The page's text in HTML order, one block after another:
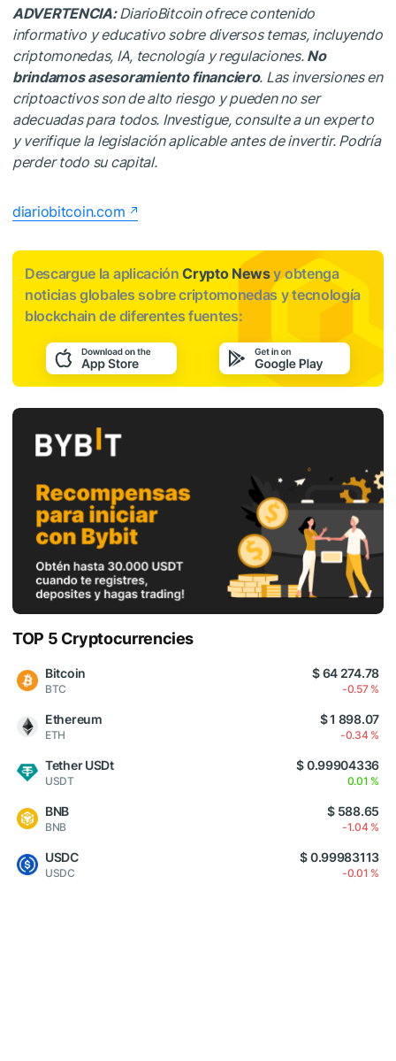
ADVERTENCIA:DiarioBitcoin ofrece contenido
informativo y educativo sobre diversos temas, incluyendo
criptomonedas, IA, tecnología y regulaciones. No
brindamos asesoramiento financiero. Las inversiones en
criptoactivos son de alto riesgo y pueden no ser
adecuadas para todos. Investigue, consulte a un experto
y verifique la legislación aplicable antes de invertir. Podría
perder todo su capital.
diariobitcoin.com
Descargue la aplicaciónCrypto Newsy obtenga
noticias globales sobre criptomonedas y tecnología
blockchain de diferentes fuentes:
TOP 5 Cryptocurrencies
Bitcoin
BTC
$ 64 274.78
-0.57 %
Ethereum
ETH
$ 1 898.07
-0.34 %
Tether USDt
USDT
$ 0.99904336
0.01 %
BNB
BNB
$ 588.65
-1.04 %
USDC
USDC
$ 0.99983113
-0.01 %